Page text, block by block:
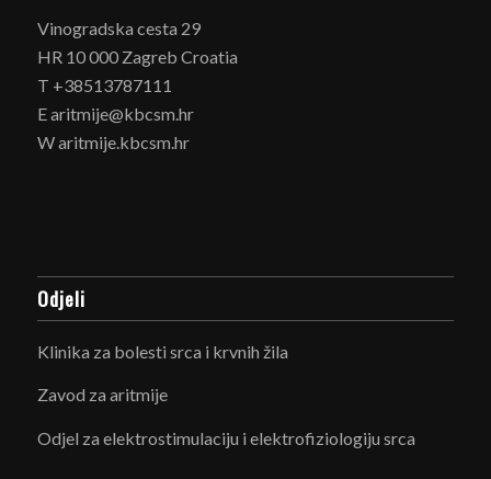
Vinogradska cesta 29
HR 10 000 Zagreb Croatia
T +38513787111
E aritmije@kbcsm.hr
W aritmije.kbcsm.hr
Odjeli
Klinika za bolesti srca i krvnih žila
Zavod za aritmije
Odjel za elektrostimulaciju i elektrofiziologiju srca